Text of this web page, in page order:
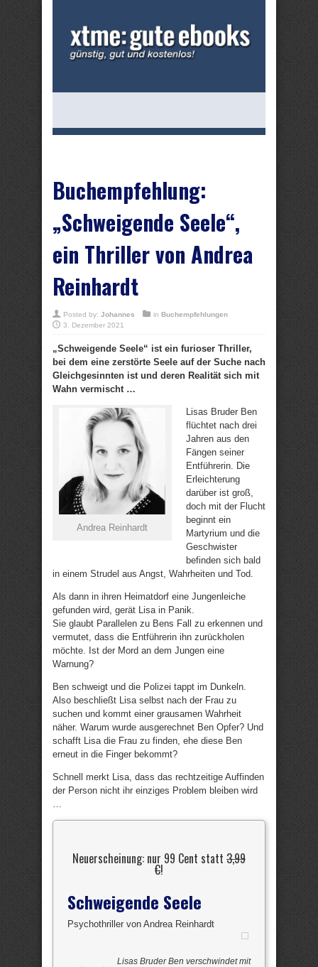
Buchempfehlung:
„Schweigende Seele“,
ein Thriller von Andrea
Reinhardt
Posted by: Johannes in Buchempfehlungen
3. Dezember 2021
„Schweigende Seele“ ist ein furioser Thriller,
bei dem eine zerstörte Seele auf der Suche nach
Gleichgesinnten ist und deren Realität sich mit
Wahn vermischt …
Andrea Reinhardt
Lisas Bruder Ben
flüchtet nach drei
Jahren aus den
Fängen seiner
Entführerin. Die
Erleichterung
darüber ist groß,
doch mit der Flucht
beginnt ein
Martyrium und die
Geschwister
befinden sich bald
in einem Strudel aus Angst, Wahrheiten und Tod.
Als dann in ihren Heimatdorf eine Jungenleiche
gefunden wird, gerät Lisa in Panik.
Sie glaubt Parallelen zu Bens Fall zu erkennen und
vermutet, dass die Entführerin ihn zurückholen
möchte. Ist der Mord an dem Jungen eine
Warnung?
Ben schweigt und die Polizei tappt im Dunkeln.
Also beschließt Lisa selbst nach der Frau zu
suchen und kommt einer grausamen Wahrheit
näher. Warum wurde ausgerechnet Ben Opfer? Und
schafft Lisa die Frau zu finden, ehe diese Ben
erneut in die Finger bekommt?
Schnell merkt Lisa, dass das rechtzeitige Auffinden
der Person nicht ihr einziges Problem bleiben wird
…
Neuerscheinung: nur 99 Cent statt 3,99
€!
Schweigende Seele
Psychothriller von Andrea Reinhardt
Lisas Bruder Ben verschwindet mit